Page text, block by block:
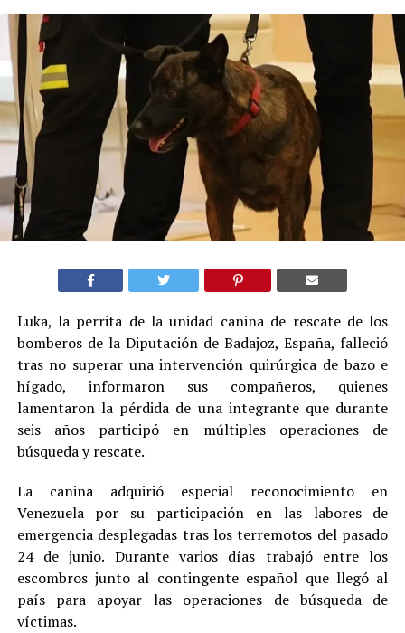
Luka, la perrita de la unidad canina de rescate de los
bomberos de la Diputación de Badajoz, España, falleció
tras no superar una intervención quirúrgica de bazo e
hígado, informaron sus compañeros, quienes
lamentaron la pérdida de una integrante que durante
seis años participó en múltiples operaciones de
búsqueda y rescate.
La canina adquirió especial reconocimiento en
Venezuela por su participación en las labores de
emergencia desplegadas tras los terremotos del pasado
24 de junio. Durante varios días trabajó entre los
escombros junto al contingente español que llegó al
país para apoyar las operaciones de búsqueda de
víctimas.